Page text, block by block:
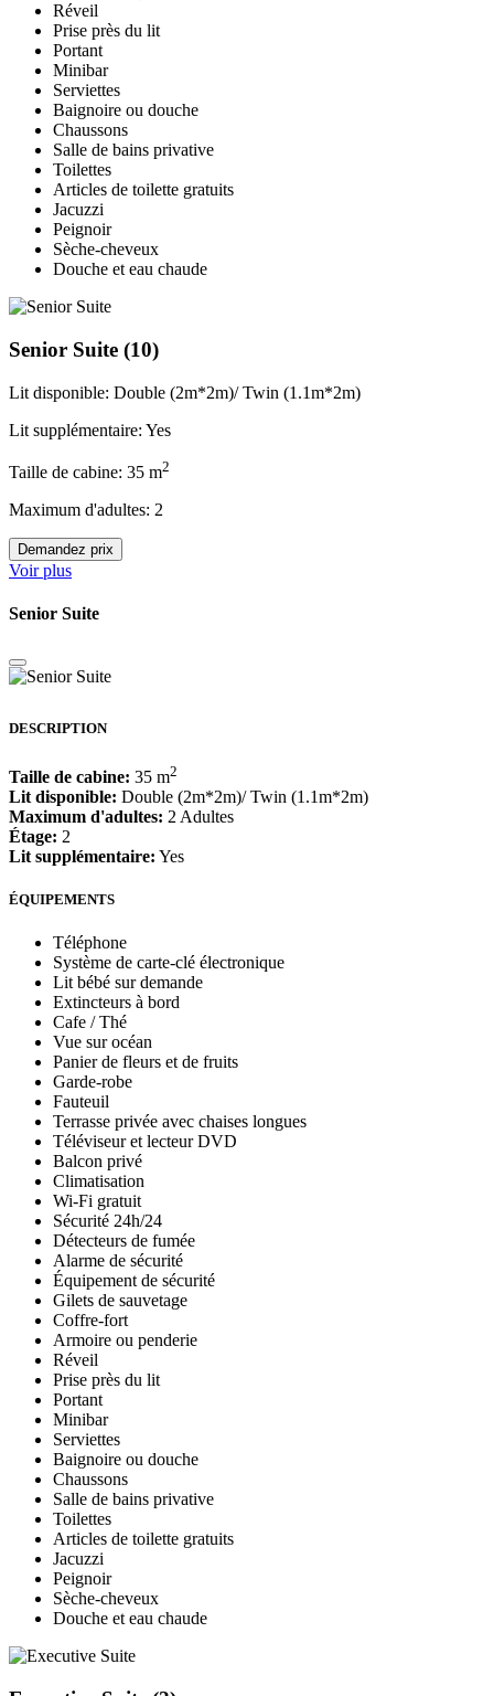
Réveil
Prise près du lit
Portant
Minibar
Serviettes
Baignoire ou douche
Chaussons
Salle de bains privative
Toilettes
Articles de toilette gratuits
Jacuzzi
Peignoir
Sèche-cheveux
Douche et eau chaude
Senior Suite (10)
Lit disponible: Double (2m*2m)/ Twin (1.1m*2m)
Lit supplémentaire: Yes
Taille de cabine: 35 m2
Maximum d'adultes: 2
Demandez prix
Voir plus
Senior Suite
DESCRIPTION
Taille de cabine: 35 m2
Lit disponible: Double (2m*2m)/ Twin (1.1m*2m)
Maximum d'adultes: 2 Adultes
Étage: 2
Lit supplémentaire: Yes
ÉQUIPEMENTS
Téléphone
Système de carte-clé électronique
Lit bébé sur demande
Extincteurs à bord
Cafe / Thé
Vue sur océan
Panier de fleurs et de fruits
Garde-robe
Fauteuil
Terrasse privée avec chaises longues
Téléviseur et lecteur DVD
Balcon privé
Climatisation
Wi-Fi gratuit
Sécurité 24h/24
Détecteurs de fumée
Alarme de sécurité
Équipement de sécurité
Gilets de sauvetage
Coffre-fort
Armoire ou penderie
Réveil
Prise près du lit
Portant
Minibar
Serviettes
Baignoire ou douche
Chaussons
Salle de bains privative
Toilettes
Articles de toilette gratuits
Jacuzzi
Peignoir
Sèche-cheveux
Douche et eau chaude